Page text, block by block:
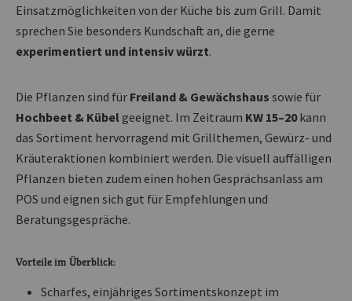
Einsatzmöglichkeiten von der Küche bis zum Grill. Damit
sprechen Sie besonders Kundschaft an, die gerne
experimentiert und intensiv würzt.
Die Pflanzen sind für Freiland & Gewächshaus sowie für
Hochbeet & Kübelgeeignet. Im Zeitraum KW 15–20kann
das Sortiment hervorragend mit Grillthemen, Gewürz- und
Kräuteraktionen kombiniert werden. Die visuell auffälligen
Pflanzen bieten zudem einen hohen Gesprächsanlass am
POS und eignen sich gut für Empfehlungen und
Beratungsgespräche.
Vorteile im Überblick:
Scharfes, einjähriges Sortimentskonzept im